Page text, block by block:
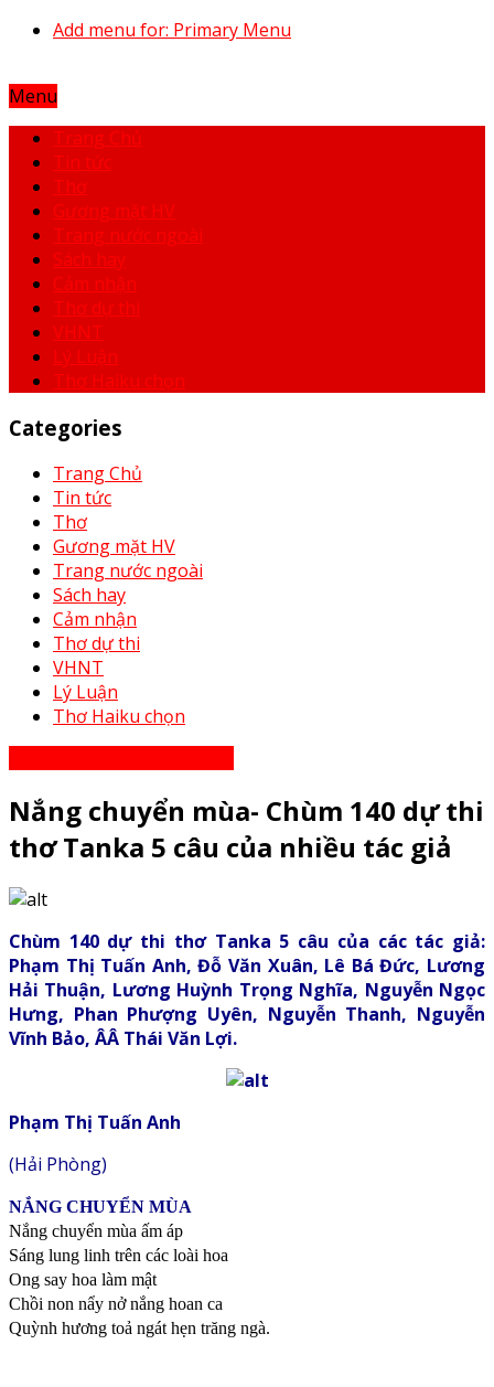
Add menu for: Primary Menu
Menu
Trang Chủ
Tin tức
Thơ
Gương mặt HV
Trang nước ngoài
Sách hay
Cảm nhận
Thơ dự thi
VHNT
Lý Luận
Thơ Haiku chọn
Categories
Trang Chủ
Tin tức
Thơ
Gương mặt HV
Trang nước ngoài
Sách hay
Cảm nhận
Thơ dự thi
VHNT
Lý Luận
Thơ Haiku chọn
Nắng chuyển mùa- Chùm 140 dự thi
thơ Tanka 5 câu của nhiều tác giả
Chùm 140 dự thi thơ Tanka 5 câu của các tác giả:
Phạm Thị Tuấn Anh, Đỗ Văn Xuân, Lê Bá Đức, Lương
Hải Thuận, Lương Huỳnh Trọng Nghĩa, Nguyễn Ngọc
Hưng, Phan Phượng Uyên, Nguyễn Thanh, Nguyễn
Vĩnh Bảo, ÂÂ Thái Văn Lợi.
Phạm Thị Tuấn Anh
(Hải Phòng)
NẮNG CHUYỂN MÙA
Nắng chuyển mùa ấm áp
Sáng lung linh trên các loài hoa
Ong say hoa làm mật
Chồi non nẩy nở nắng hoan ca
Quỳnh hương toả ngát hẹn trăng ngà.